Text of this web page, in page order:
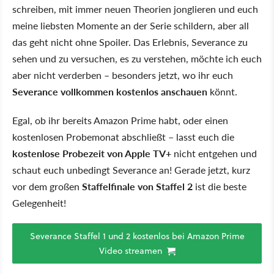
schreiben, mit immer neuen Theorien jonglieren und euch
meine liebsten Momente an der Serie schildern, aber all
das geht nicht ohne Spoiler. Das Erlebnis, Severance zu
sehen und zu versuchen, es zu verstehen, möchte ich euch
aber nicht verderben – besonders jetzt, wo ihr euch
Severance vollkommen kostenlos anschauen könnt.
Egal, ob ihr bereits Amazon Prime habt, oder einen
kostenlosen Probemonat abschließt – lasst euch die
kostenlose Probezeit von Apple TV+ nicht entgehen und
schaut euch unbedingt Severance an! Gerade jetzt, kurz
vor dem großen Staffelfinale von Staffel 2 ist die beste
Gelegenheit!
Severance Staffel 1 und 2 kostenlos bei Amazon Prime
Video streamen